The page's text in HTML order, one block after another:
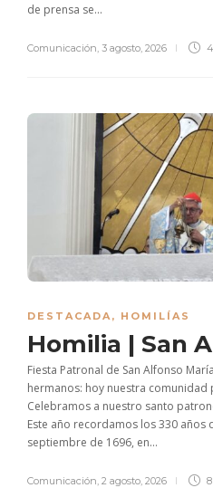
de prensa se...
Comunicación 3 agosto, 2026
DESTACADA , HOMILÍAS
Homilia | San
Fiesta Patronal de San Alfonso
hermanos: hoy nuestra
Celebramos a nuestro santo
Este año recordamos los 330 años
septiembre de 1696, en...
Comunicación 2 agosto, 2026